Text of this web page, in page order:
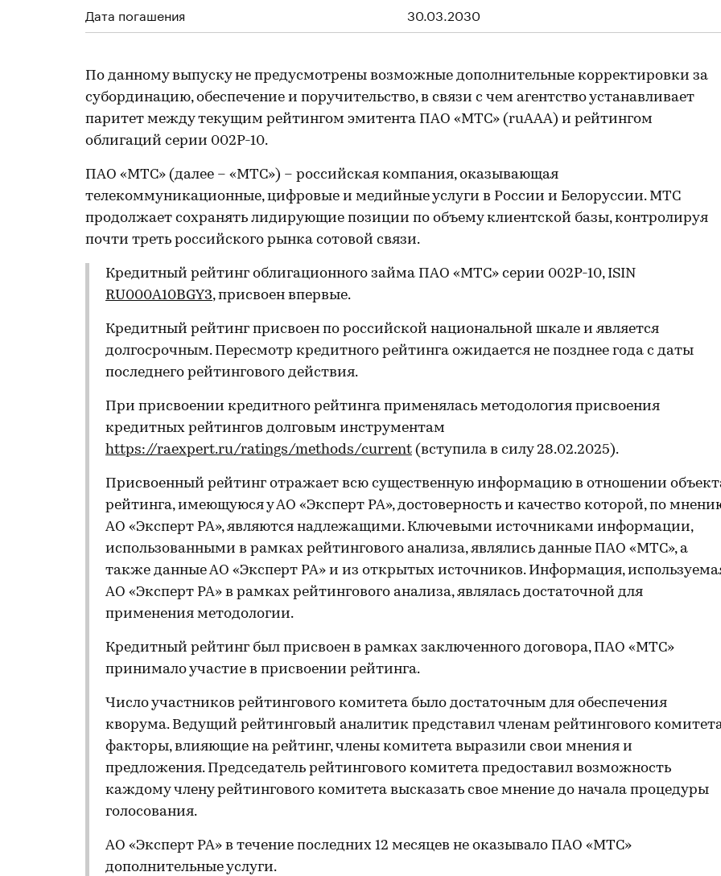
Дата погашения
30.03.2030
По данному выпуску не предусмотрены возможные дополнительные корректировки за
субординацию, обеспечение и поручительство, в связи с чем агентство устанавливает
паритет между текущим рейтингом эмитента ПАО «МТС» (ruAAA) и рейтингом
облигаций серии 002Р-10.
ПАО «МТС» (далее – «МТС») – российская компания, оказывающая
телекоммуникационные, цифровые и медийные услуги в России и Белоруссии. МТС
продолжает сохранять лидирующие позиции по объему клиентской базы, контролируя
почти треть российского рынка сотовой связи.
Кредитный рейтинг облигационного займа ПАО «МТС» серии 002Р-10, ISIN
RU000A10BGY3, присвоен впервые.
Кредитный рейтинг присвоен по российской национальной шкале и является
долгосрочным. Пересмотр кредитного рейтинга ожидается не позднее года с даты
последнего рейтингового действия.
При присвоении кредитного рейтинга применялась методология присвоения
кредитных рейтингов долговым инструментам
https://raexpert.ru/ratings/methods/current (вступила в силу 28.02.2025).
Присвоенный рейтинг отражает всю существенную информацию в отношении
рейтинга, имеющуюся у АО «Эксперт РА», достоверность и качество которой, по
АО «Эксперт РА», являются надлежащими. Ключевыми источниками информации,
использованными в рамках рейтингового анализа, являлись данные ПАО «МТС», а
также данные АО «Эксперт РА» и из открытых источников. Информация,
АО «Эксперт РА» в рамках рейтингового анализа, являлась достаточной для
применения методологии.
Кредитный рейтинг был присвоен в рамках заключенного договора, ПАО «МТС»
принимало участие в присвоении рейтинга.
Число участников рейтингового комитета было достаточным для обеспечения
кворума. Ведущий рейтинговый аналитик представил членам рейтингового
факторы, влияющие на рейтинг, члены комитета выразили свои мнения и
предложения. Председатель рейтингового комитета предоставил возможность
каждому члену рейтингового комитета высказать свое мнение до начала процедуры
голосования.
АО «Эксперт РА» в течение последних 12 месяцев не оказывало ПАО «МТС»
дополнительные услуги.